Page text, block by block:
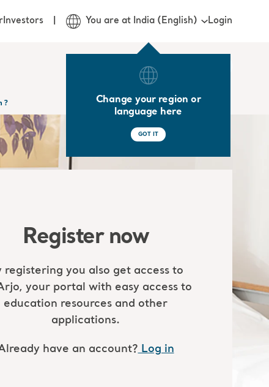
Investors You are at India (English)
Change your region or
language here
GOT IT
Login
?